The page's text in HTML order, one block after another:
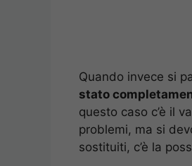
Quando invece si
stato
questo caso c’è il
problemi, ma si
sostituiti, c’è la